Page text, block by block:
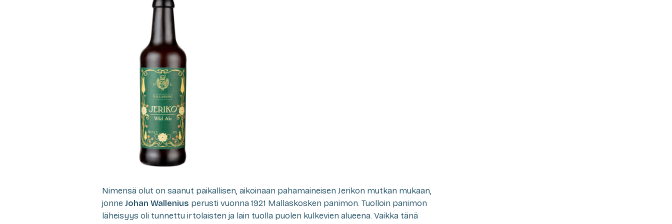
Nimensä olut on saanut paikallisen, aikoinaan pahamaineisen Jerikon mutkan mukaan,
jonne Johan Wallenius perusti vuonna 1921 Mallaskosken panimon. Tuolloin panimon
läheisyys oli tunnettu irtolaisten ja lain tuolla puolen kulkevien alueena. Vaikka tänä